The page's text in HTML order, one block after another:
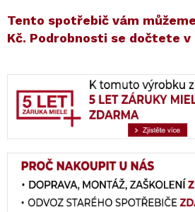
​​Tento spotřebič vám
Kč. Podrobnosti se dočtete